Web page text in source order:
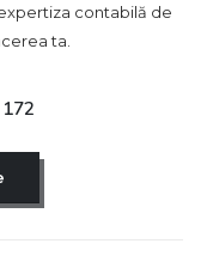
contabilă de
ta.